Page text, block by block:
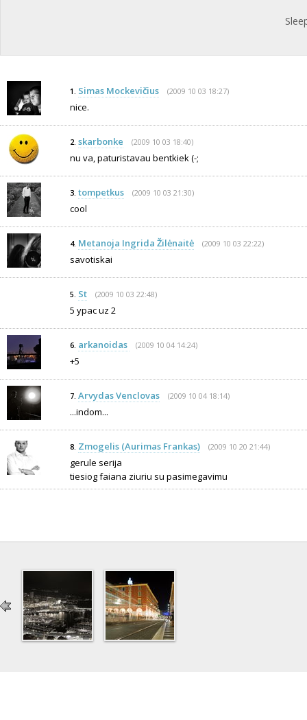
1. Simas Mockevičius (2009 10 03 18:27)
nice.
2. skarbonke (2009 10 03 18:40)
nu va, paturistavau bentkiek (-;
3. tompetkus (2009 10 03 21:30)
cool
4. Metanoja Ingrida Žilėnaitė (2009 10 03 22:22)
savotiskai
5. St (2009 10 03 22:48)
5 ypac uz 2
6. arkanoidas (2009 10 04 14:24)
+5
7. Arvydas Venclovas (2009 10 04 18:14)
...indom...
8. Zmogelis (Aurimas Frankas) (2009 10 20 21:44)
gerule serija
tiesiog faiana ziuriu su pasimegavimu